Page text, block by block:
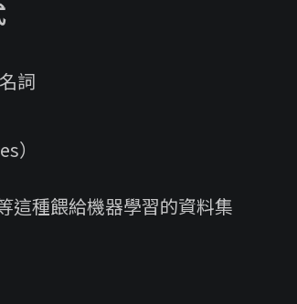
詞
）
這種餵給機器學習的資料集